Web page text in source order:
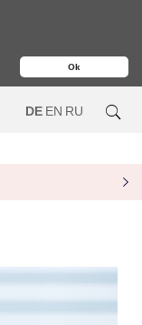
Ok
DE EN RU